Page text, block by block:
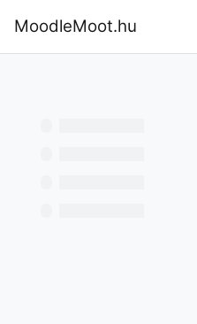
MoodleMoot.hu